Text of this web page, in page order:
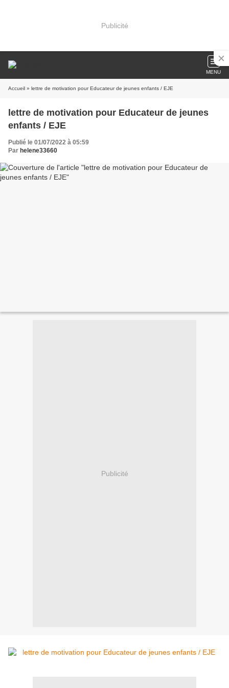
Publicité
MENU
Accueil » lettre de motivation pour Educateur de jeunes enfants / EJE
lettre de motivation pour Educateur de jeunes
enfants / EJE
Publié le 01/07/2022 à 05:59
Par helene33660
Publicité